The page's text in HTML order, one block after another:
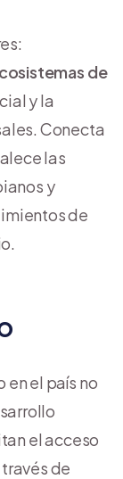
de
y la
Conecta
las
y
de
el país no
el acceso
través de